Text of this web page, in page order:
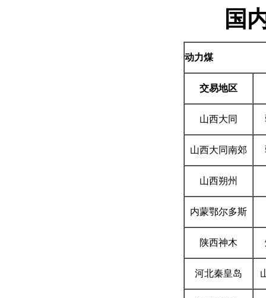
国
动力煤
交易地区
山西大同
山西大同南郊
山西朔州
内蒙鄂尔多斯
陕西神木
河北秦皇岛